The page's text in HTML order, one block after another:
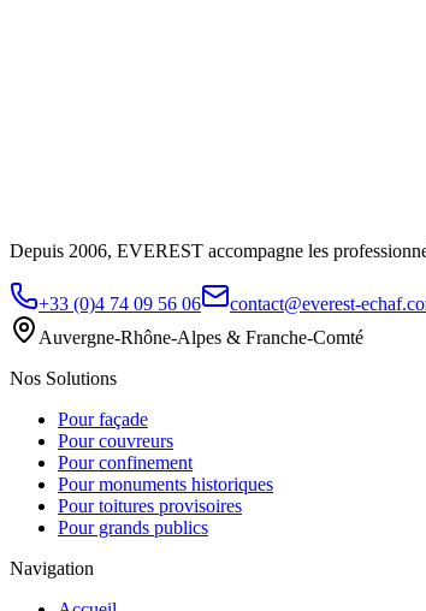
Depuis 2006, EVEREST accompagne les
+33 (0)4 74 09 56 06
contact@everest-
Auvergne-Rhône-Alpes & Franche-Comté
Nos Solutions
Pour façade
Pour couvreurs
Pour confinement
Pour monuments historiques
Pour toitures provisoires
Pour grands publics
Navigation